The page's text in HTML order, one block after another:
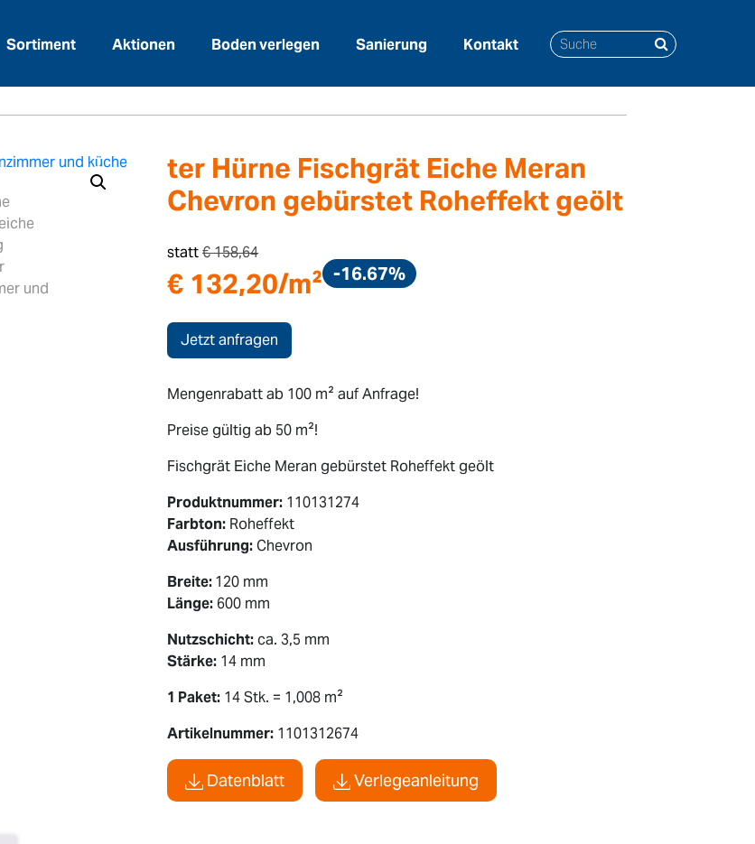
Sortiment Aktionen Boden verlegen Sanierung Kontakt
ter Hürne Fischgrät Eiche Meran
Chevron gebürstet Roheffekt geölt
statt€158,64
€ 132,20/m² -16.67%
Jetzt anfragen
Mengenrabatt ab 100 m² auf Anfrage!
Preise gültig ab 50 m²!
Fischgrät Eiche Meran gebürstet Roheffekt geölt
Produktnummer: 110131274
Farbton: Roheffekt
Ausführung:Chevron
Breite:120 mm
Länge: 600 mm
Nutzschicht:ca. 3,5 mm
Stärke: 14 mm
1 Paket: 14 Stk. = 1,008 m²
Artikelnummer: 1101312674
Datenblatt Verlegeanleitung